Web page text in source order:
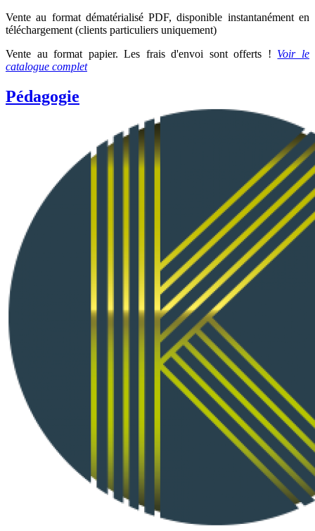
Vente au format dématérialisé PDF, disponible instantanémenten
téléchargement (clients particuliers uniquement)
Vente au format papier. Les frais d'envoi sont offerts ! Voir le
catalogue complet
Pédagogie